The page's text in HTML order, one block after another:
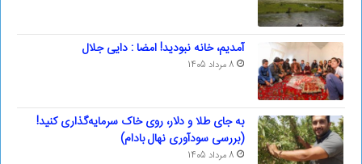
آمدیم، خانه نبودید! امضا : دایی جلال
8 مرداد 1405
به جای طلا و دلار، روی خاک سرمایه‌گذاری کنید!
(بررسی سودآوری نهال بادام)
8 مرداد 1405